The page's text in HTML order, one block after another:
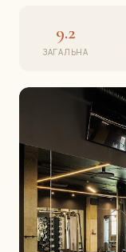
9.2
ЗАГАЛЬНА